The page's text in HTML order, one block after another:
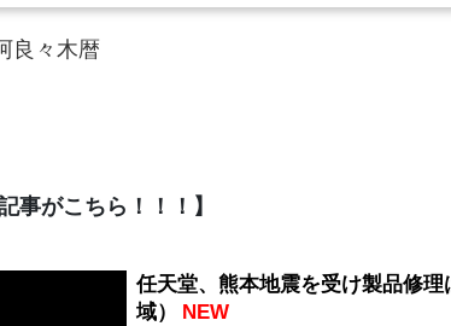
良々木暦
事がこちら！！！】
任天堂、熊本地震を受け製品修
域）
NEW